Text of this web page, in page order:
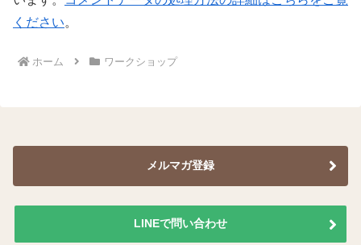
ください。
ホーム ワークショップ
メルマガ登録
LINEで問い合わせ